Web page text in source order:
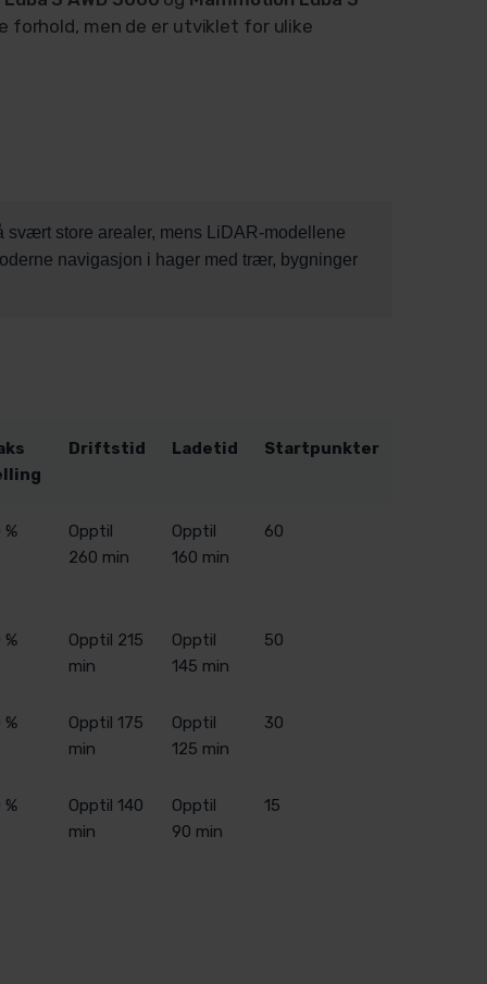
forhold, men de er utviklet for ulike
svært store arealer, mens LiDAR-modellene
navigasjon i hager med trær, bygninger
Driftstid Ladetid Startpunkter
%
Opptil
260 min
Opptil
160 min
60
%
Opptil 215
min
Opptil
145 min
50
%
Opptil 175
min
Opptil
125 min
30
%
Opptil 140
min
Opptil
90 min
15